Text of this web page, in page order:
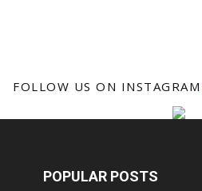
FOLLOW US ON INSTAGRAM
POPULAR POSTS